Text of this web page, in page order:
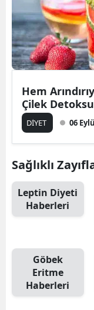
Hem
Çilek
DİYET 06
Sağlıklı
Leptin Diyeti
Haberleri
Göbek
Eritme
Haberleri